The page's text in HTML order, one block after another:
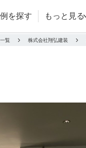
を探す もっと見る
覧 株式会社翔弘建装